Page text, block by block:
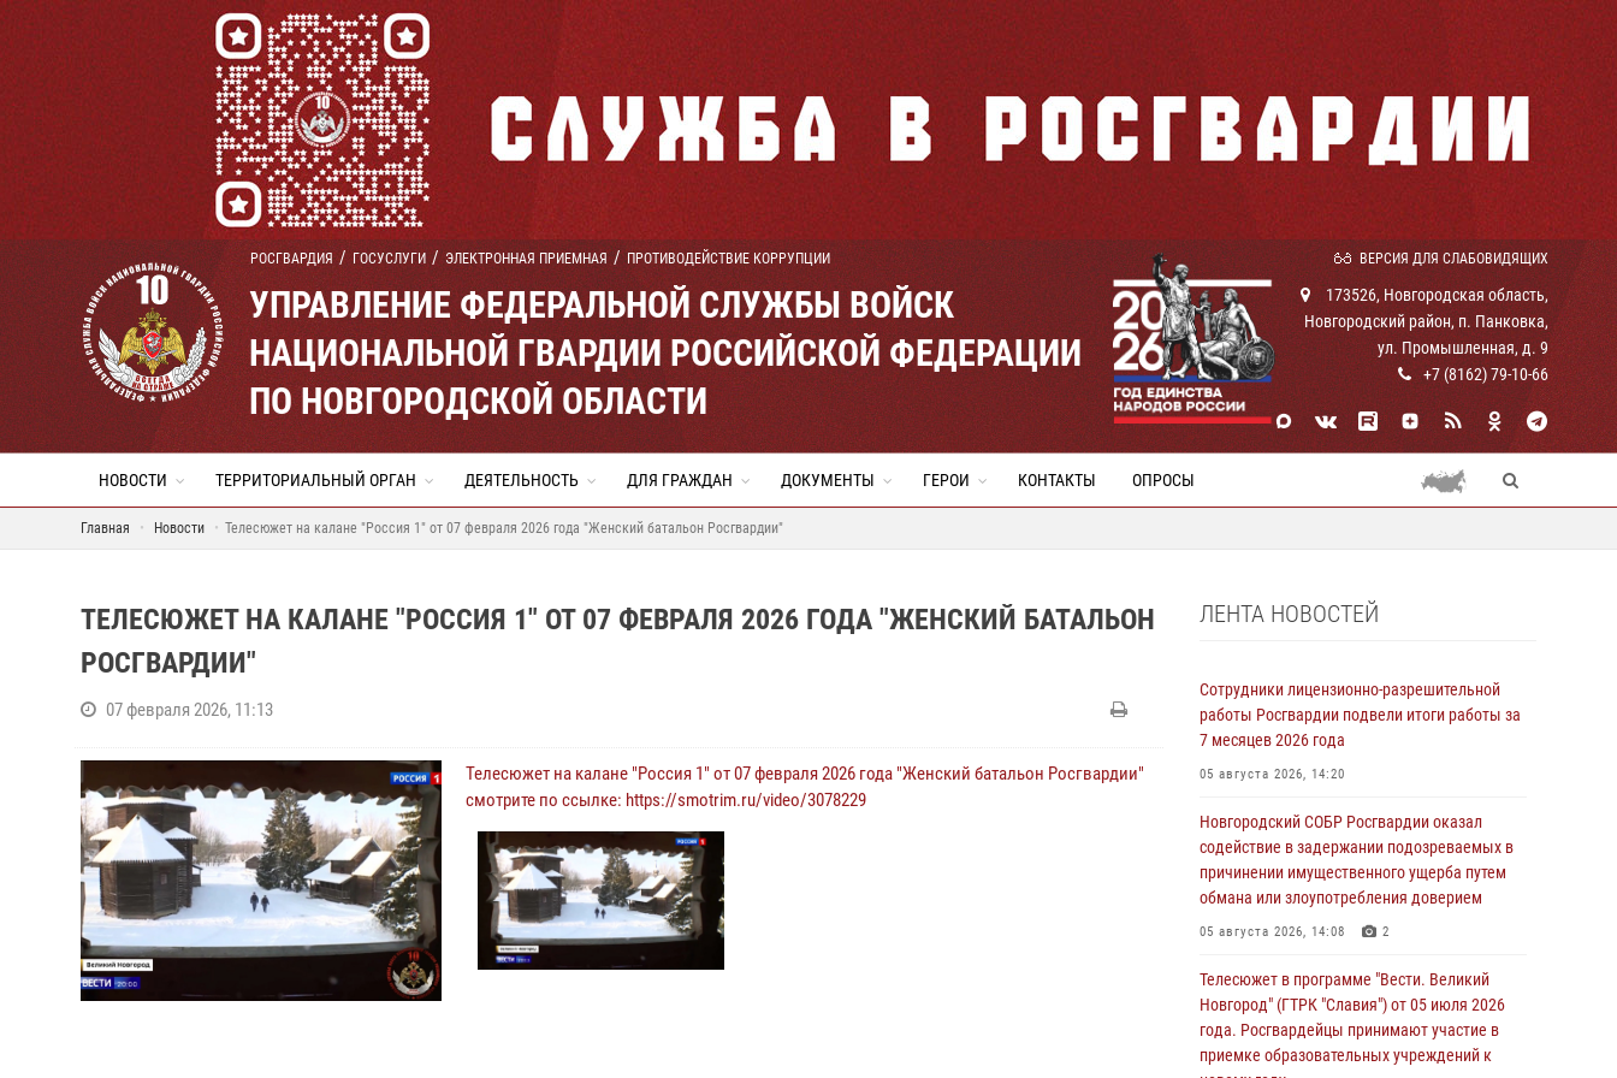
РОСГВАРДИЯ ГОСУСЛУГИ ЭЛЕКТРОННАЯ ПРИЕМНАЯ ПРОТИВОДЕЙСТВИЕ КОРРУПЦИИ ВЕРСИЯ ДЛЯ СЛАБОВИДЯЩИХ
УПРАВЛЕНИЕ ФЕДЕРАЛЬНОЙ СЛУЖБЫ ВОЙСК
НАЦИОНАЛЬНОЙ ГВАРДИИ РОССИЙСКОЙ ФЕДЕРАЦИИ
ПО НОВГОРОДСКОЙ ОБЛАСТИ
173526, Новгородская область,
Новгородский район, п. Панковка,
ул. Промышленная, д. 9
+7 (8162) 79-10-66
НОВОСТИ ТЕРРИТОРИАЛЬНЫЙ ОРГАН ДЕЯТЕЛЬНОСТЬ ДЛЯ ГРАЖДАН ДОКУМЕНТЫ ГЕРОИ КОНТАКТЫ ОПРОСЫ
Главная Новости Телесюжет на калане "Россия 1" от 07 февраля 2026 года "Женский батальон Росгвардии"
ТЕЛЕСЮЖЕТ НА КАЛАНЕ "РОССИЯ 1" ОТ 07 ФЕВРАЛЯ 2026 ГОДА "ЖЕНСКИЙ БАТАЛЬОН
РОСГВАРДИИ"
07 февраля 2026, 11:13
Телесюжет на калане "Россия 1" от 07 февраля 2026 года "Женский батальон Росгвардии"
смотрите по ссылке: https://smotrim.ru/video/3078229
ЛЕНТА НОВОСТЕЙ
Сотрудники лицензионно-разрешительной
работы Росгвардии подвели итоги работы за
7 месяцев 2026 года
05 августа 2026, 14:20
Новгородский СОБР Росгвардии оказал
содействие в задержании подозреваемых в
причинении имущественного ущерба путем
обмана или злоупотребления доверием
05 августа 2026, 14:08 2
Телесюжет в программе "Вести. Великий
Новгород" (ГТРК "Славия") от 05 июля 2026
года. Росгвардейцы принимают участие в
приемке образовательных учреждений к